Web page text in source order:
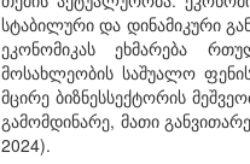
სტაბილური და დინამიკური
ეკონომიკას ეხმარება
მოსახლეობის საშუალო
მცირე ბიზნესსექტორის
გამომდინარე, მათი
2024).